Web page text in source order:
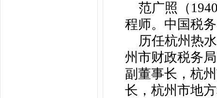
范广照（
程师。中国税
历任杭州热水
州市财政税务
副董事长，杭
长，杭州市地